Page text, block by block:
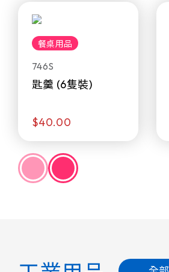
餐桌用品
746S
匙羹 (6隻裝)
$40.00